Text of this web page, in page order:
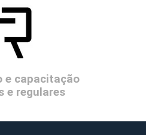
e capacitação
e regulares